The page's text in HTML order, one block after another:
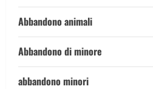
Abbandono animali
Abbandono di minore
abbandono minori